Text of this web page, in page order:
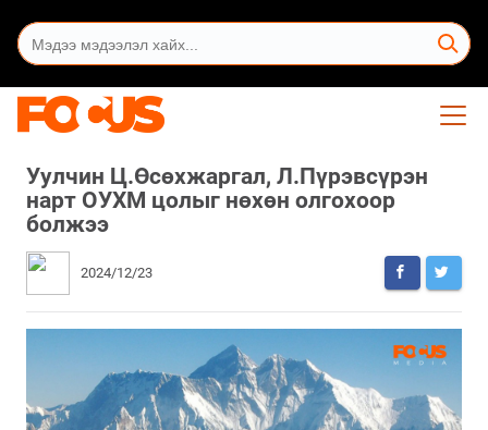
Уулчин Ц.Өсөхжаргал, Л.Пүрэвсүрэн
нарт ОУХМ цолыг нөхөн олгохоор
болжээ
2024/12/23